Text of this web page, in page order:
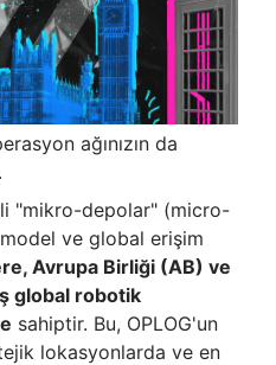
ağınızın da
"mikro-depolar" (micro-
ve global erişim
Avrupa Birliği (AB) ve
global robotik
sahiptir. Bu, OPLOG'un
lokasyonlarda ve en